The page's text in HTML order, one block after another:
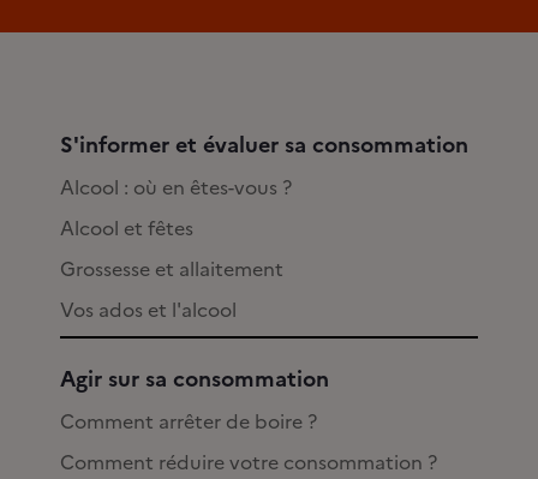
S'informer et évaluer sa consommation
Alcool : où en êtes-vous ?
Alcool et fêtes
Grossesse et allaitement
Vos ados et l'alcool
Agir sur sa consommation
Comment arrêter de boire ?
Comment réduire votre consommation ?